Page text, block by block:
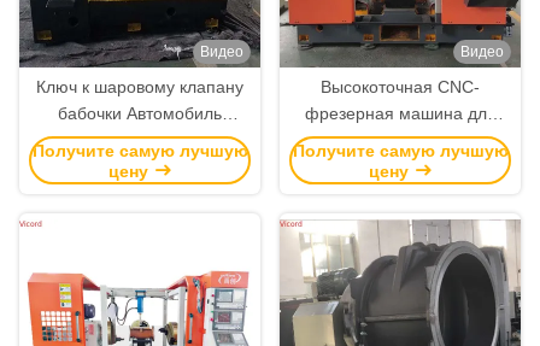
Видео
Ключ к шаровому клапану
бабочки Автомобиль
Задняя ось Борящая
фрезерная редукторная
Получите самую лучшую
цену
Видео
Высокоточная CNC-
фрезерная машина для
свертывания цепи 3-
сторонний сервомотор 7.7-
Получите самую лучшую
цену